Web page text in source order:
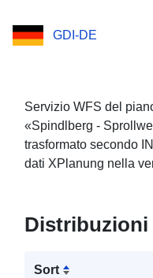
GDI-DE
Servizio WFS del
«Spindlberg -
trasformato secondo
dati XPlanung nella
Distribuzioni
Sort